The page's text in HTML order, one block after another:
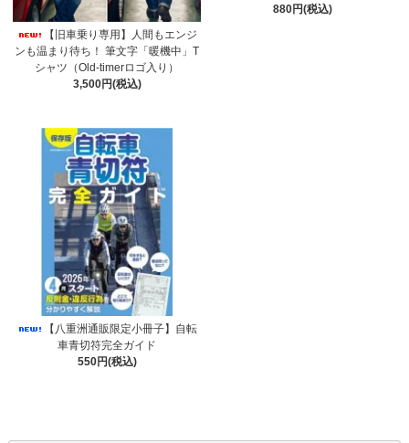
【旧車乗り専用】人間もエンジ
ンも温まり待ち！ 筆文字「暖機中」T
シャツ（Old-timerロゴ入り）
3,500円(税込)
880円(税込)
【八重洲通販限定小冊子】自転
車青切符完全ガイド
550円(税込)